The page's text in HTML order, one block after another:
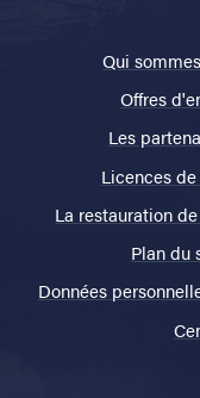
Qui
Offres
Les
Licences
La restauration
Plan du
Données